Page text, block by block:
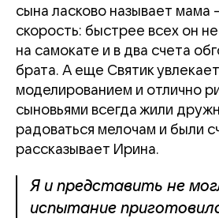
сына ласково называет мама
скорость: быстрее всех он
на самокате и в два счета
брата. А еще Святик
моделированием и отлично
сыновьями всегда жили
радоваться мелочам и были
рассказывает Ирина.
Я и представить не
испытание